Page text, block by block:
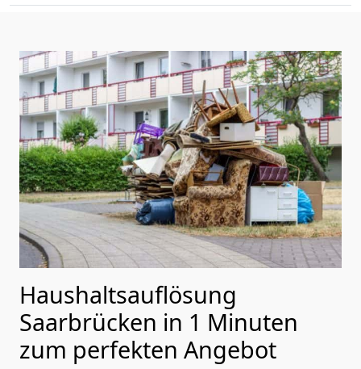
Haushaltsauflösung
Saarbrücken in 1 Minuten
zum perfekten Angebot